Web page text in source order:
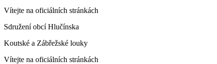
Vítejte na oficiálních stránkách
Sdružení obcí Hlučínska
Koutské a Zábřežské louky
Vítejte na oficiálních stránkách